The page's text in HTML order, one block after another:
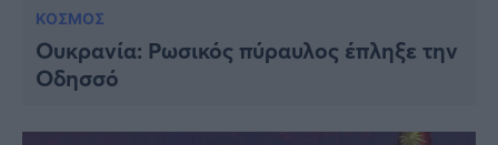
ΚΟΣΜΟΣ
Ουκρανία: Ρωσικός πύραυλος έπληξε την
Οδησσό